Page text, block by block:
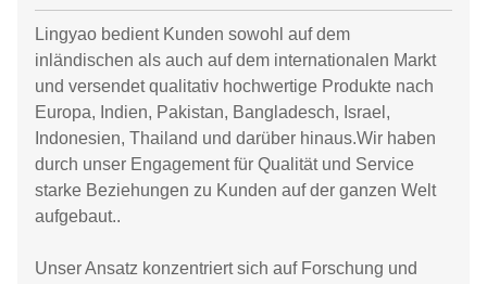
Lingyao bedient Kunden sowohl auf dem
inländischen als auch auf dem internationalen Markt
und versendet qualitativ hochwertige Produkte nach
Europa, Indien, Pakistan, Bangladesch, Israel,
Indonesien, Thailand und darüber hinaus.Wir haben
durch unser Engagement für Qualität und Service
starke Beziehungen zu Kunden auf der ganzen Welt
aufgebaut..
Unser Ansatz konzentriert sich auf Forschung und